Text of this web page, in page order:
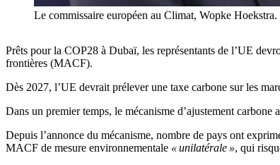
Le commissaire européen au Climat, Wopke
Prêts pour la COP28 à Dubaï, les représentants de l’UE
frontières (MACF).
Dès 2027, l’UE devrait prélever une taxe carbone sur les
Dans un premier temps, le mécanisme d’ajustement
Depuis l’annonce du mécanisme, nombre de pays ont
MACF de mesure environnementale « unilatérale », qui